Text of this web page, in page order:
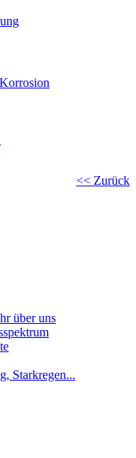
<< Zurück
über uns
Starkregen...